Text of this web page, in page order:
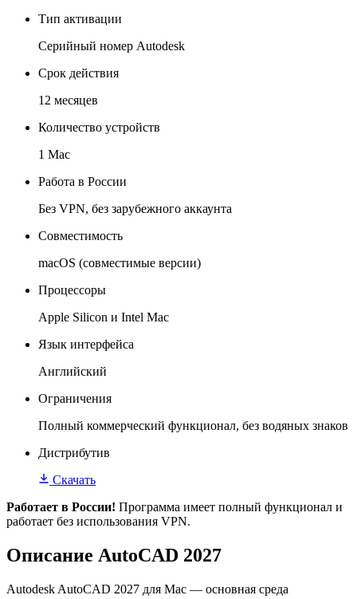
Тип активации
Серийный номер Autodesk
Срок действия
12 месяцев
Количество устройств
1 Mac
Работа в России
Без VPN, без зарубежного аккаунта
Совместимость
macOS (совместимые версии)
Процессоры
Apple Silicon и Intel Mac
Язык интерфейса
Английский
Ограничения
Полный коммерческий функционал, без водяных знаков
Дистрибутив
Скачать
Работает в России! Программа имеет полный функционал и
работает без использования VPN.
Описание AutoCAD 2027
Autodesk AutoCAD 2027 для Mac — основная среда